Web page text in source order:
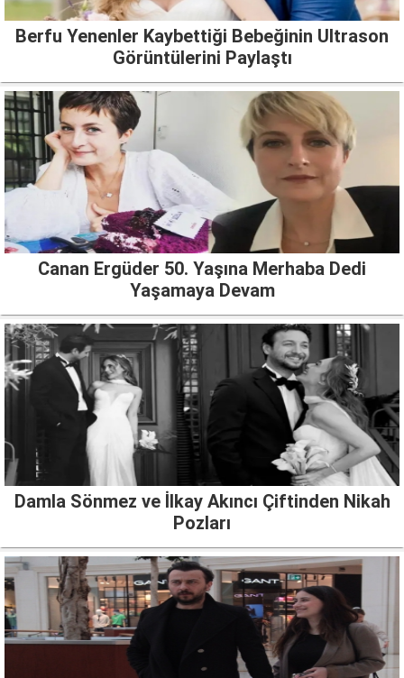
Berfu Yenenler Kaybettiği Bebeğinin Ultrason
Görüntülerini Paylaştı
Canan Ergüder 50. Yaşına Merhaba Dedi
Yaşamaya Devam
Damla Sönmez ve İlkay Akıncı Çiftinden Nikah
Pozları